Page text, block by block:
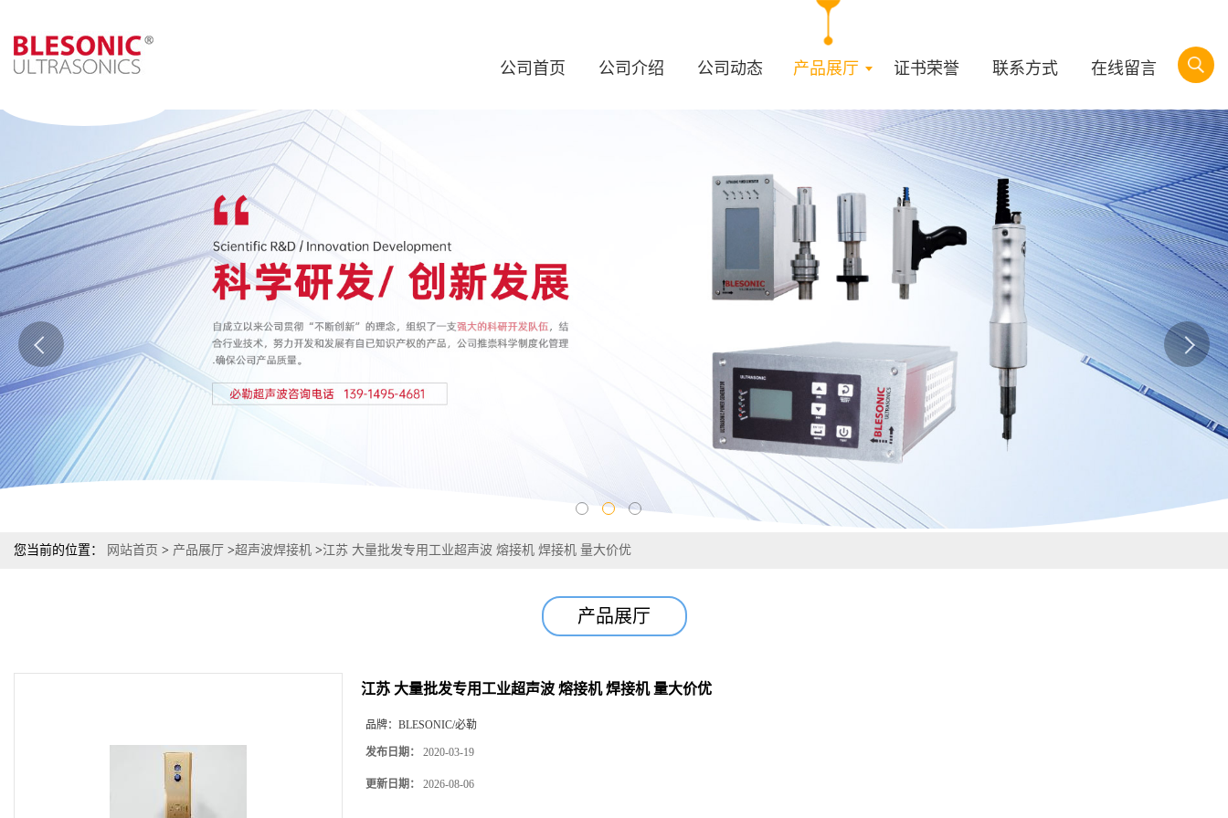
公司首页 公司介绍 公司动态 产品展厅 证书荣誉 联系方式 在线留言
您当前的位置： 网站首页 > 产品展厅 >超声波焊接机 >江苏 大量批发专用工业超声波 熔接机 焊接机 量大价优
产品展厅
江苏 大量批发专用工业超声波 熔接机 焊接机 量大价优
品牌： BLESONIC/必勒
发布日期： 2020-03-19
更新日期： 2026-08-06